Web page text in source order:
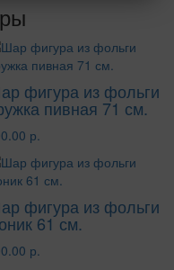
фигура из фольги
пивная 71 см.
р.
фигура из фольги
61 см.
р.